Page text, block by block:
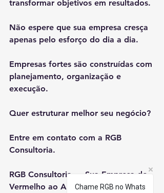
transformar objetivos em resultados.
Não espere que sua empresa cresça
apenas pelo esforço do dia a dia.
Empresas fortes são construídas com
planejamento, organização e
execução.
Quer estruturar melhor seu negócio?
Entre em contato com a RGB
Consultoria.
RGB Consultoria — Sua Empresa do
Vermelho ao Azul! 🚀📈Chame RGB no Whats